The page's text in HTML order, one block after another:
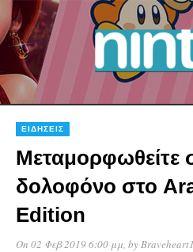
ΕΙΔΉΣΕΙΣ
Μεταμορφωθείτε
δολοφόνο στο
Edition
On 02 Φεβ 2019 6:00 μμ , by